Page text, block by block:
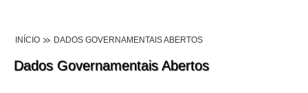
Lei de Acesso à Informação
INÍCIO DADOS GOVERNAMENTAIS ABERTOS
Dados Governamentais Abertos